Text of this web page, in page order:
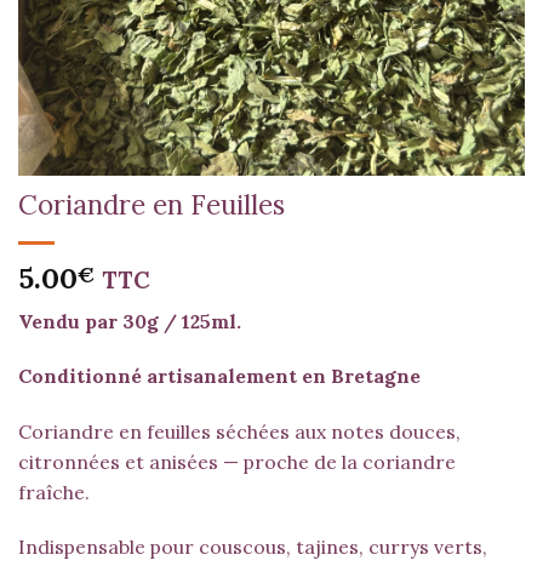
Coriandre en Feuilles
5.00€ TTC
Vendu par 30g / 125ml.
Conditionné artisanalement en Bretagne
Coriandre en feuilles séchées aux notes douces,
citronnées et anisées — proche de la coriandre
fraîche.
Indispensable pour couscous, tajines, currys verts,